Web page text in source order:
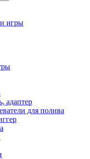
и игры
адаптер
для полива